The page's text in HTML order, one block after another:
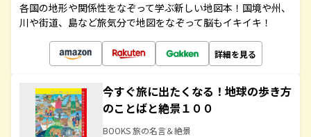
各国の地形や関係性をなぞって学ぶ新しい地図本！国境や州、
川や街道、島など旅気分で地図をなぞって脳もイキイキ！
詳細を見る
今すぐ旅に出たくなる！地球の歩き方
のことばと絶景１００
BOOKS 旅の名言＆絶景